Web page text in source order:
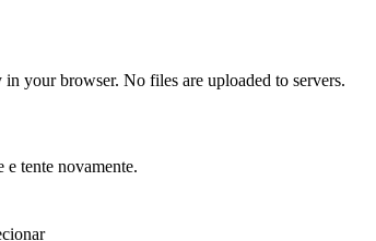
your browser. No files are uploaded to servers.
e tente novamente.